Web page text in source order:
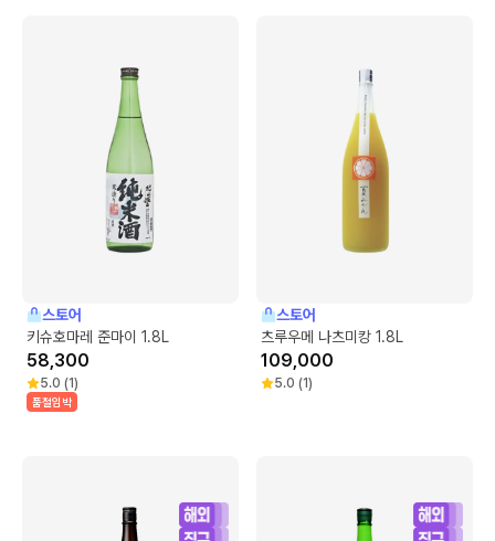
스토어
키슈호마레 준마이 1.8L
58,300
5.0 (1)
품절임박
스토어
츠루우메 나츠미캉 1.8L
109,000
5.0 (1)